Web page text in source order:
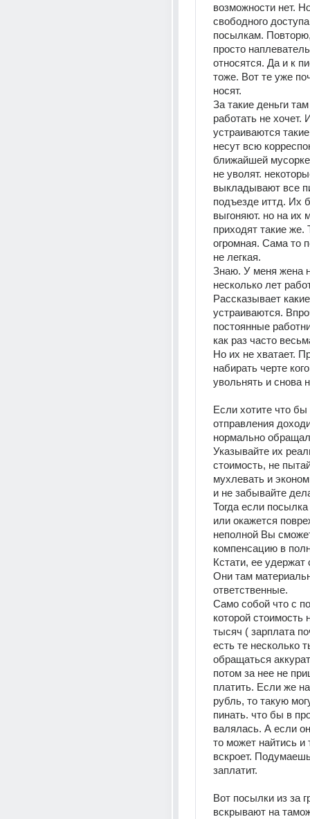
возможности нет.
свободного
посылкам.
просто
относятся. Да и к
тоже. Вот те уже
носят.
За такие деньги
работать не хочет.
устраиваются
несут всю
ближайшей мусорке
не уволят.
выкладывают все
подъезде иттд. Их
выгоняют. но на их
приходят такие же.
огромная. Сама то
не легкая.
Знаю. У меня жена
несколько лет
Рассказывает
устраиваются.
постоянные
как раз часто
Но их не хватает.
набирать черте
увольнять и снова
Если хотите что
отправления
нормально
Указывайте их
стоимость, не
мухлевать и
и не забывайте
Тогда если посылка
или окажется
неполной Вы
компенсацию в
Кстати, ее удержат
Они там
ответственные.
Само собой что с
которой стоимость
тысяч ( зарплата
есть те несколько
обращаться
потом за нее не
платить. Если же
рубль, то такую
пинать. что бы в
валялась. А если
то может найтись и
вскроет.
заплатит.
Вот посылки из за
вскрывают на